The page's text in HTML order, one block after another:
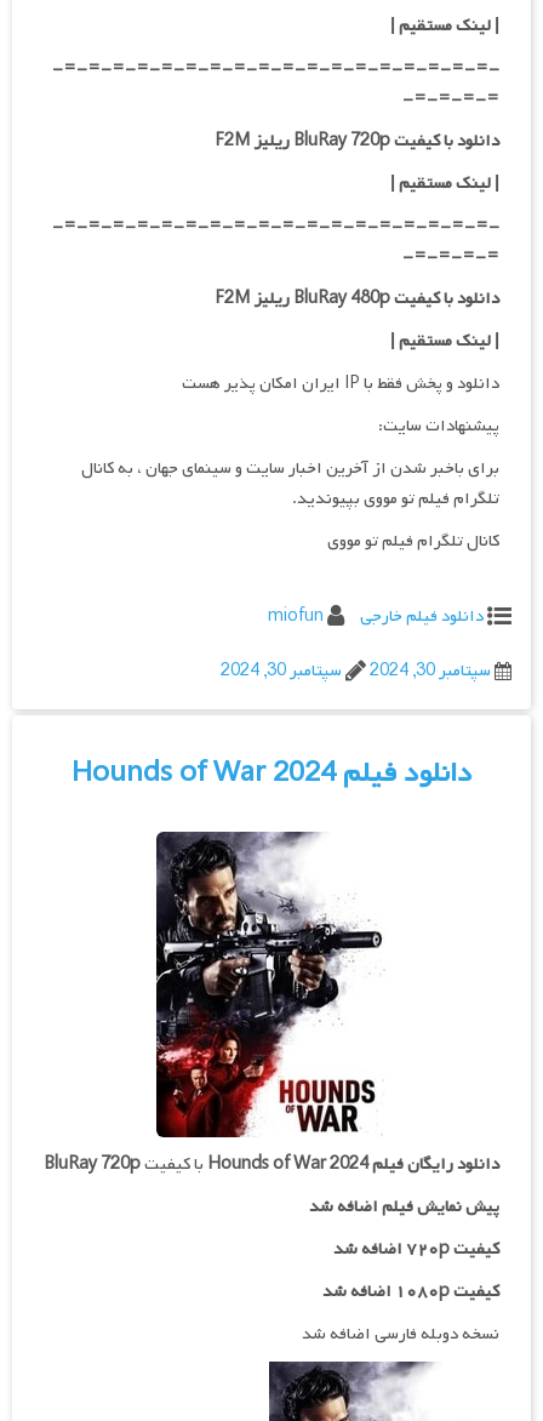
|لینک مستقیم|
-=-=-=-=-=-=-=-=-=-=-=-=-=-=-=-=-=-=-
=-=-=-=-
دانلود با کیفیت BluRay 720p ریلیز F2M
| لینک مستقیم|
-=-=-=-=-=-=-=-=-=-=-=-=-=-=-=-=-=-=-
=-=-=-=-
دانلود با کیفیت BluRay 480p ریلیز F2M
| لینک مستقیم|
دانلود و پخش فقط با IP ایران امکان پذیر هست
پیشنهادات سایت:
برای باخبر شدن از آخرین اخبار سایت و سینمای جهان ، به کانال
تلگرام فیلم تو مووی بپیوندید.
کانال تلگرام فیلم تو مووی
دانلود فیلم خارجی
miofun
سپتامبر 30, 2024
سپتامبر 30, 2024
دانلود فیلم Hounds of War 2024
دانلود رایگان فیلمHounds of War 2024 با کیفیتBluRay 720p
پیش نمایش فیلم اضافه شد
کیفیت ۷۲۰p اضافه شد
کیفیت ۱۰۸۰p اضافه شد
نسخه دوبله فارسی اضافه شد